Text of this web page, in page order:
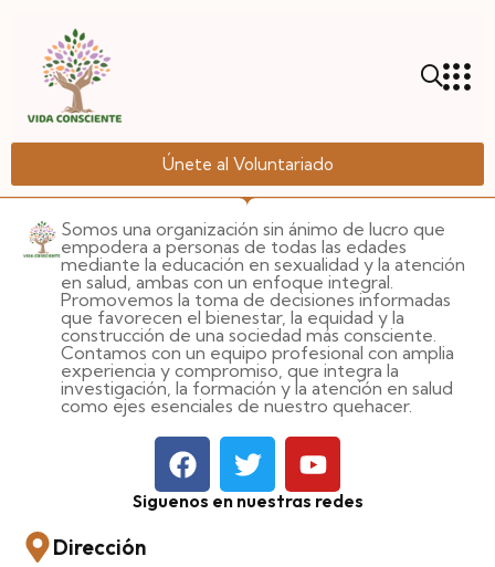
Únete al Voluntariado
Somos una organización sin ánimo de lucro que
empodera a personas de todas las edades
mediante la educación en sexualidad y la atención
en salud, ambas con un enfoque integral.
Promovemos la toma de decisiones informadas
que favorecen el bienestar, la equidad y la
construcción de una sociedad más consciente.
Contamos con un equipo profesional con amplia
experiencia y compromiso, que integra la
investigación, la formación y la atención en salud
como ejes esenciales de nuestro quehacer.
Siguenos en nuestras redes
Dirección